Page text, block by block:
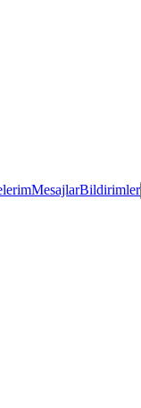
MesajlarBildirimler